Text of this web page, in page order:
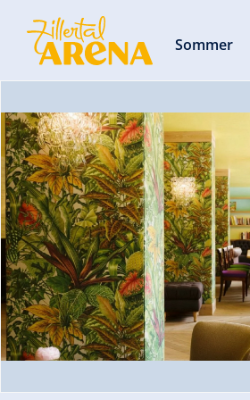
Sommer